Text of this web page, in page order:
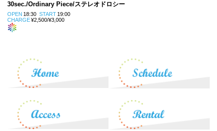
30sec./Ordinary Piece/ステレオドロシー
OPEN 18:30 START 19:00
CHARGE¥2,500/¥3,000